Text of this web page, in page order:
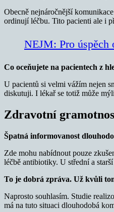
Obecně nejnáročnější
ordinují léčbu. Tito pacienti ale i
NEJM: Pro úspěch
Co oceňujete na pacientech z
U pacientů si velmi vážím nejen
diskutuji. I lékař se totiž může
Zdravotní
Špatná informovanost
Zde mohu nabídnout pouze
léčbě antibiotiky. U střední a
To je dobrá zpráva. Už kvůli
Naprosto souhlasím. Studie
má na tuto situaci dlouhodobá